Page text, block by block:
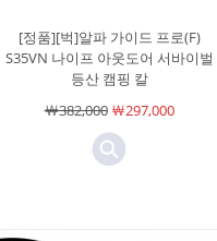
[정품][벅]알파 가이드 프로(F)
S35VN 나이프 아웃도어 서바이벌
등산 캠핑 칼
￦382,000￦297,000